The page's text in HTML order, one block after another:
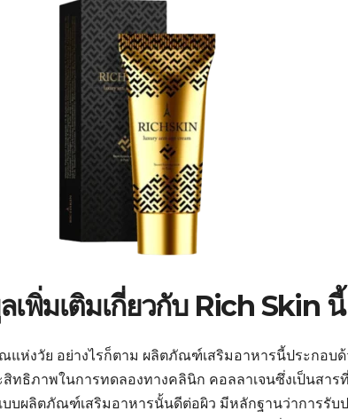
พิ่มเติมเกี่ยวกับ Rich Skin นี้
ห่งวัย อย่างไรก็ตาม ผลิตภัณฑ์เสริมอาหารนี้ประกอบ
ทธิภาพในการทดลองทางคลินิก คอลลาเจนซึ่งเป็นสาร
บผลิตภัณฑ์เสริมอาหารนั้นดีต่อผิว มีหลักฐานว่าการรับ